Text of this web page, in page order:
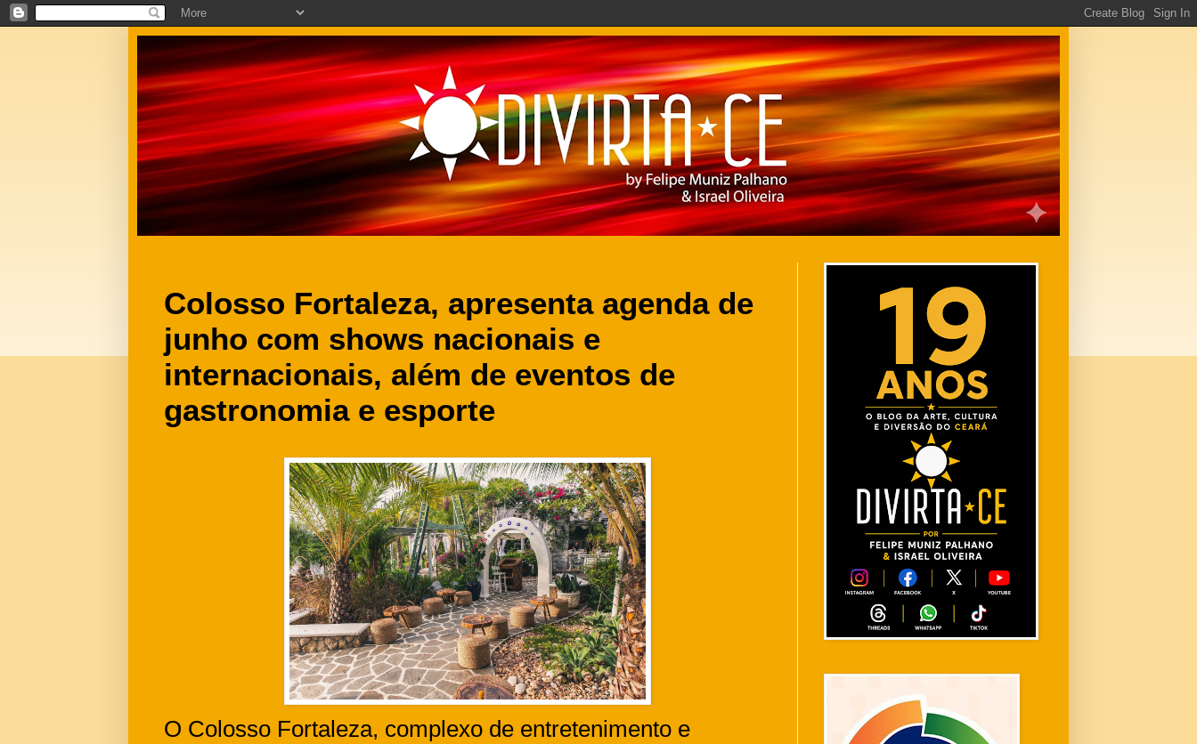
Colosso Fortaleza, apresenta agenda de
junho com shows nacionais e
internacionais, além de eventos de
gastronomia e esporte
O Colosso Fortaleza, complexo de entretenimento e